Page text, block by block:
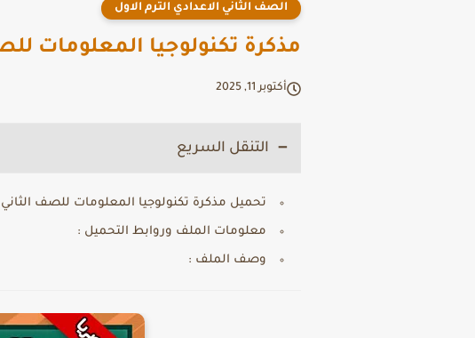
الصف الثاني الاعدادي الترم الاول
مذكرة تكنولوجيا المعلومات للصف
أكتوبر 11, 2025
التنقل السريع
تحميل مذكرة تكنولوجيا المعلومات للصف الثاني
معلومات الملف وروابط التحميل :
وصف الملف :